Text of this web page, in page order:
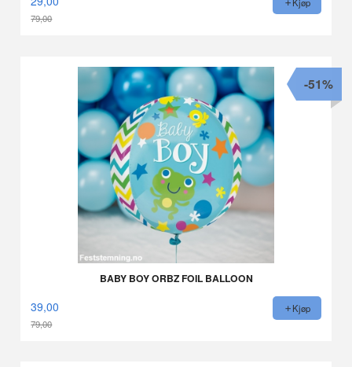
79,00
BABY BOY ORBZ FOIL BALLOON
39,00
79,00
-51%
Kjøp